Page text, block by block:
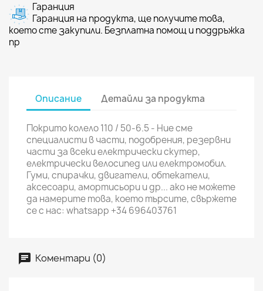
Гаранция
Гаранция на продукта, ще получите това,
което сте закупили. Безплатна помощ и поддръжка
пр
Описание Детайли за продукта
Покрито колело 110 / 50-6.5 - Ние сме
специалисти в части, подобрения, резервни
части за всеки електрически скутер,
електрически велосипед или електромобил.
Гуми, спирачки, двигатели, обтекатели,
аксесоари, амортисьори и др... ако не можете
да намерите това, което търсите, свържете
се с нас: whatsapp +34 696403761
Коментари (0)